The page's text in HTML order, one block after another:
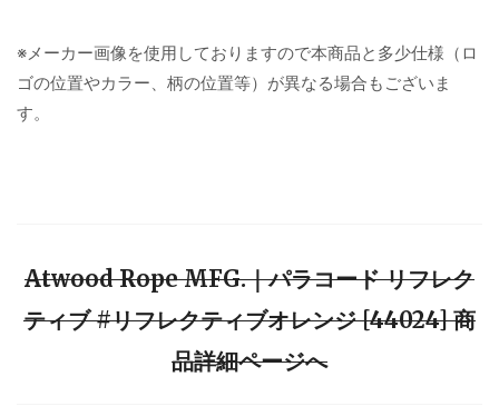
※メーカー画像を使用しておりますので本商品と多少仕様（ロ
ゴの位置やカラー、柄の位置等）が異なる場合もございま
す。
Atwood Rope MFG.｜パラコード リフレク
ティブ #リフレクティブオレンジ [44024] 商
品詳細ページへ